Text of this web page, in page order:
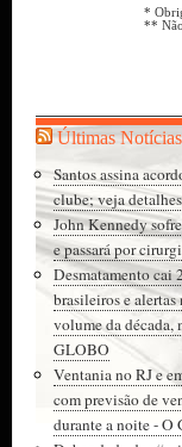
*
**
Últimas Notícias
Santos assina
clube; veja
John Kennedy
e passará por
Desmatamento cai
brasileiros e
volume da década,
GLOBO
Ventania no RJ e
com previsão de
durante a noite - O